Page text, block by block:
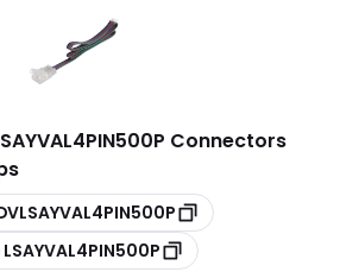
Connectors
LSAYVAL4PIN500P